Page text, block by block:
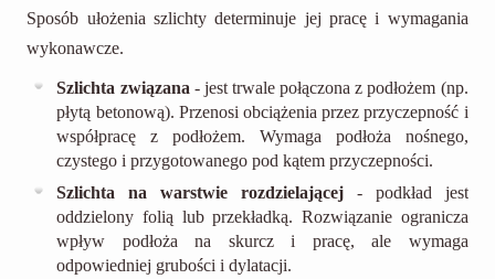
Sposób ułożenia szlichty determinuje jej pracę i wymagania
wykonawcze.
Szlichta związana - jest trwale połączona z podłożem (np.
płytą betonową). Przenosi obciążenia przez przyczepność i
współpracę z podłożem. Wymaga podłoża nośnego,
czystego i przygotowanego pod kątem przyczepności.
Szlichta na warstwie rozdzielającej - podkład jest
oddzielony folią lub przekładką. Rozwiązanie ogranicza
wpływ podłoża na skurcz i pracę, ale wymaga
odpowiedniej grubości i dylatacji.